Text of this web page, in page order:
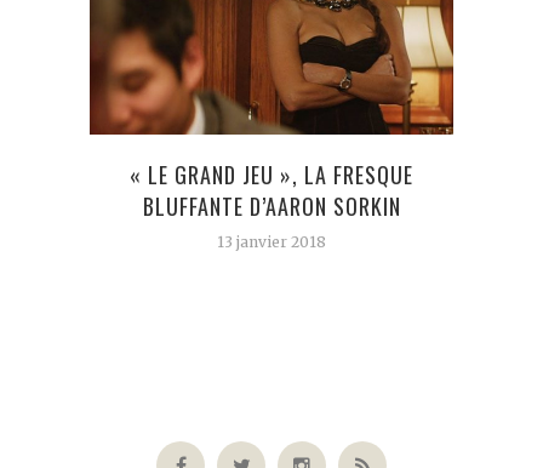
« LE GRAND JEU », LA FRESQUE
BLUFFANTE D’AARON SORKIN
13 janvier 2018